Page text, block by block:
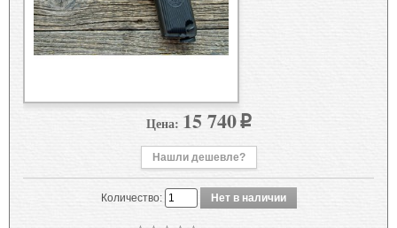
Цена: 15 740p
Нашли дешевле?
Количество: